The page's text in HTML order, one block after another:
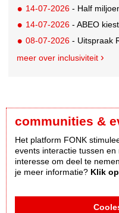
14-07-2026 - Half miljoen
14-07-2026 - ABEO kiest
08-07-2026 - Uitspraak
meer over inclusiviteit
communities &
Het platform FONK
events interactie tussen
interesse om deel te
je meer informatie? Klik